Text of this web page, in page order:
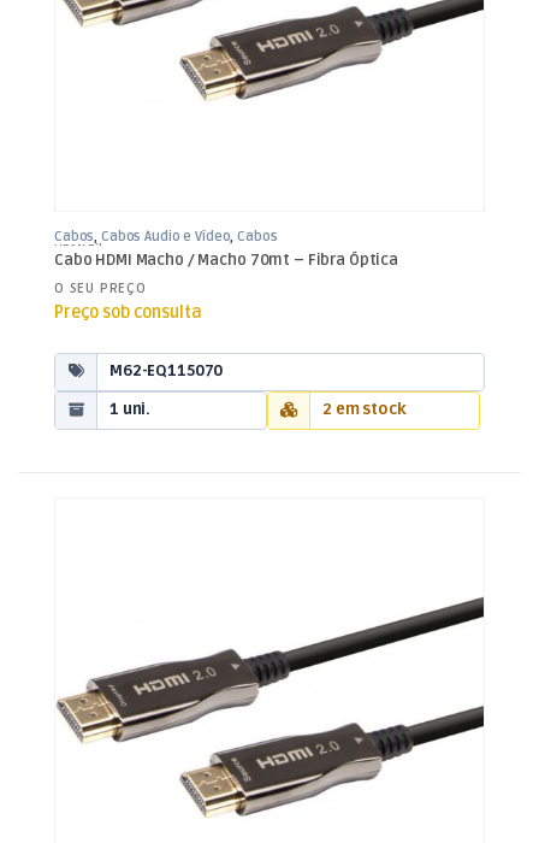
Cabos,Cabos Áudio e Vídeo,Cabos
HDMI Fibra
Cabo HDMI Macho / Macho 70mt – Fibra Óptica
O SEU PREÇO
Preço sob consulta
M62-EQ115070
1 uni.
2 em stock